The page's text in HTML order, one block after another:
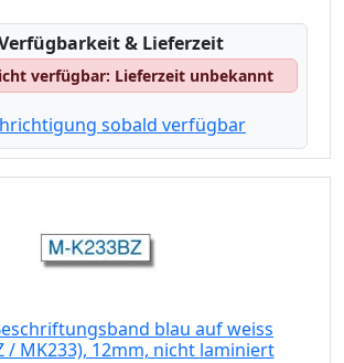
& Lieferzeit
verfügbar: Lieferzeit unbekannt
sobald verfügbar
blau auf weiss
/ MK233), 12mm, nicht laminiert